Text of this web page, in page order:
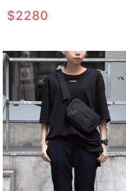
$2280